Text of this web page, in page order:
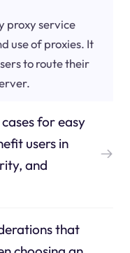
proxy service
use of proxies. It
to route their
for easy
users in
and
that